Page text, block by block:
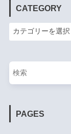
CATEGORY
PAGES